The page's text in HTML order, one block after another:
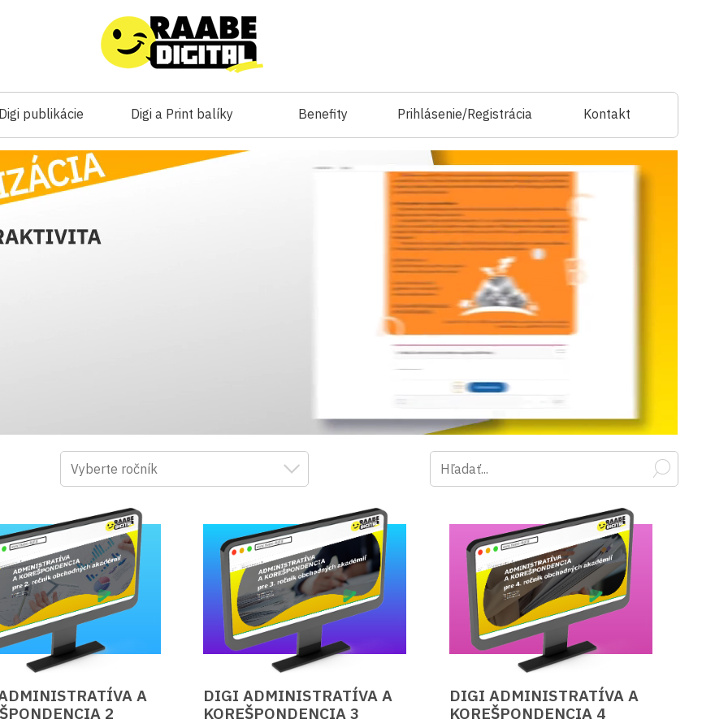
Digi publikácie Digi a Print balíky Benefity Prihlásenie/Registrácia Kontakt
Materská škola
1. ročník ZŠ
2. ročník ZŠ
3. ročník ZŠ
4. ročník ZŠ
5. ročník ZŠ
7. ročník ZŠ
A
2
DIGI ADMINISTRATÍVA A
KOREŠPONDENCIA 3
DIGI ADMINISTRATÍVA A
KOREŠPONDENCIA 4